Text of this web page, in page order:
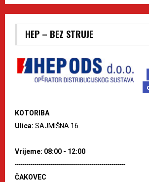
HEP – BEZ STRUJE
KOTORIBA
Ulica: SAJMIŠNA 16.
Vrijeme: 08:00 - 12:00
--------------------------------------------------------
ČAKOVEC